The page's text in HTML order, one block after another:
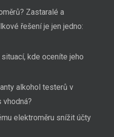
Zastaralé a
řešení je jen jedno:
kde oceníte jeho
alkohol testerů v
vhodná?
elektroměru snížit účty